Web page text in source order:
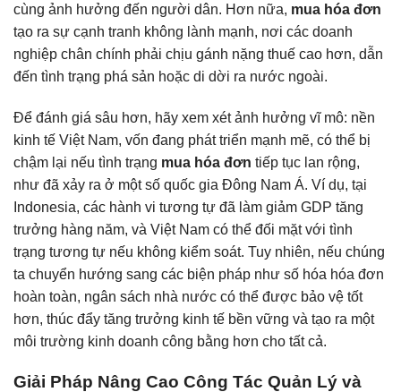
cùng ảnh hưởng đến người dân. Hơn nữa, mua hóa đơn
tạo ra sự cạnh tranh không lành mạnh, nơi các doanh
nghiệp chân chính phải chịu gánh nặng thuế cao hơn, dẫn
đến tình trạng phá sản hoặc di dời ra nước ngoài.
Để đánh giá sâu hơn, hãy xem xét ảnh hưởng vĩ mô: nền
kinh tế Việt Nam, vốn đang phát triển mạnh mẽ, có thể bị
chậm lại nếu tình trạng mua hóa đơn tiếp tục lan rộng,
như đã xảy ra ở một số quốc gia Đông Nam Á. Ví dụ, tại
Indonesia, các hành vi tương tự đã làm giảm GDP tăng
trưởng hàng năm, và Việt Nam có thể đối mặt với tình
trạng tương tự nếu không kiểm soát. Tuy nhiên, nếu chúng
ta chuyển hướng sang các biện pháp như số hóa hóa đơn
hoàn toàn, ngân sách nhà nước có thể được bảo vệ tốt
hơn, thúc đẩy tăng trưởng kinh tế bền vững và tạo ra một
môi trường kinh doanh công bằng hơn cho tất cả.
Giải Pháp Nâng Cao Công Tác Quản Lý và